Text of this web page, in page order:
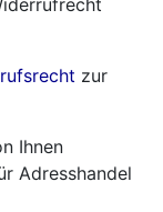
zur
Ihnen
Adresshandel